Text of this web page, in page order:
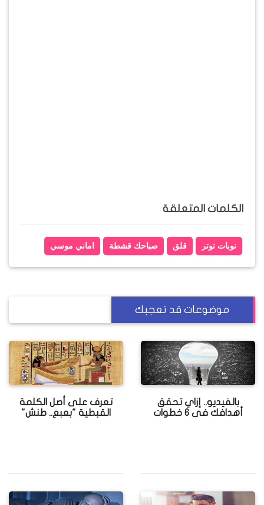
الكلمات المتعلقة
نوبات توتر قلق صباحك قشطة اماني موسي
موضوعات قد تعجبك
بالفيديو.. إزاي تحقق
أهدافك فى 6 خطوات
تعرف على أصل الكلمة
القبطية "بعبع.. طنش"